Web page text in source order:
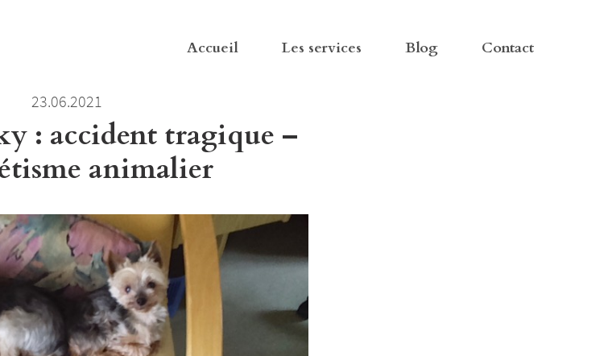
Accueil Les services Blog Contact
23.06.2021
: accident tragique –
animalier